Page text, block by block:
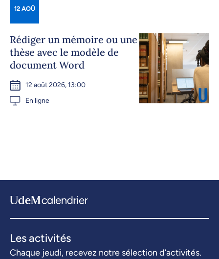
12 AOÛ
Rédiger un mémoire ou une
thèse avec le modèle de
document Word
12 août 2026, 13:00
En ligne
Les activités
Chaque jeudi, recevez notre sélection d’activités.